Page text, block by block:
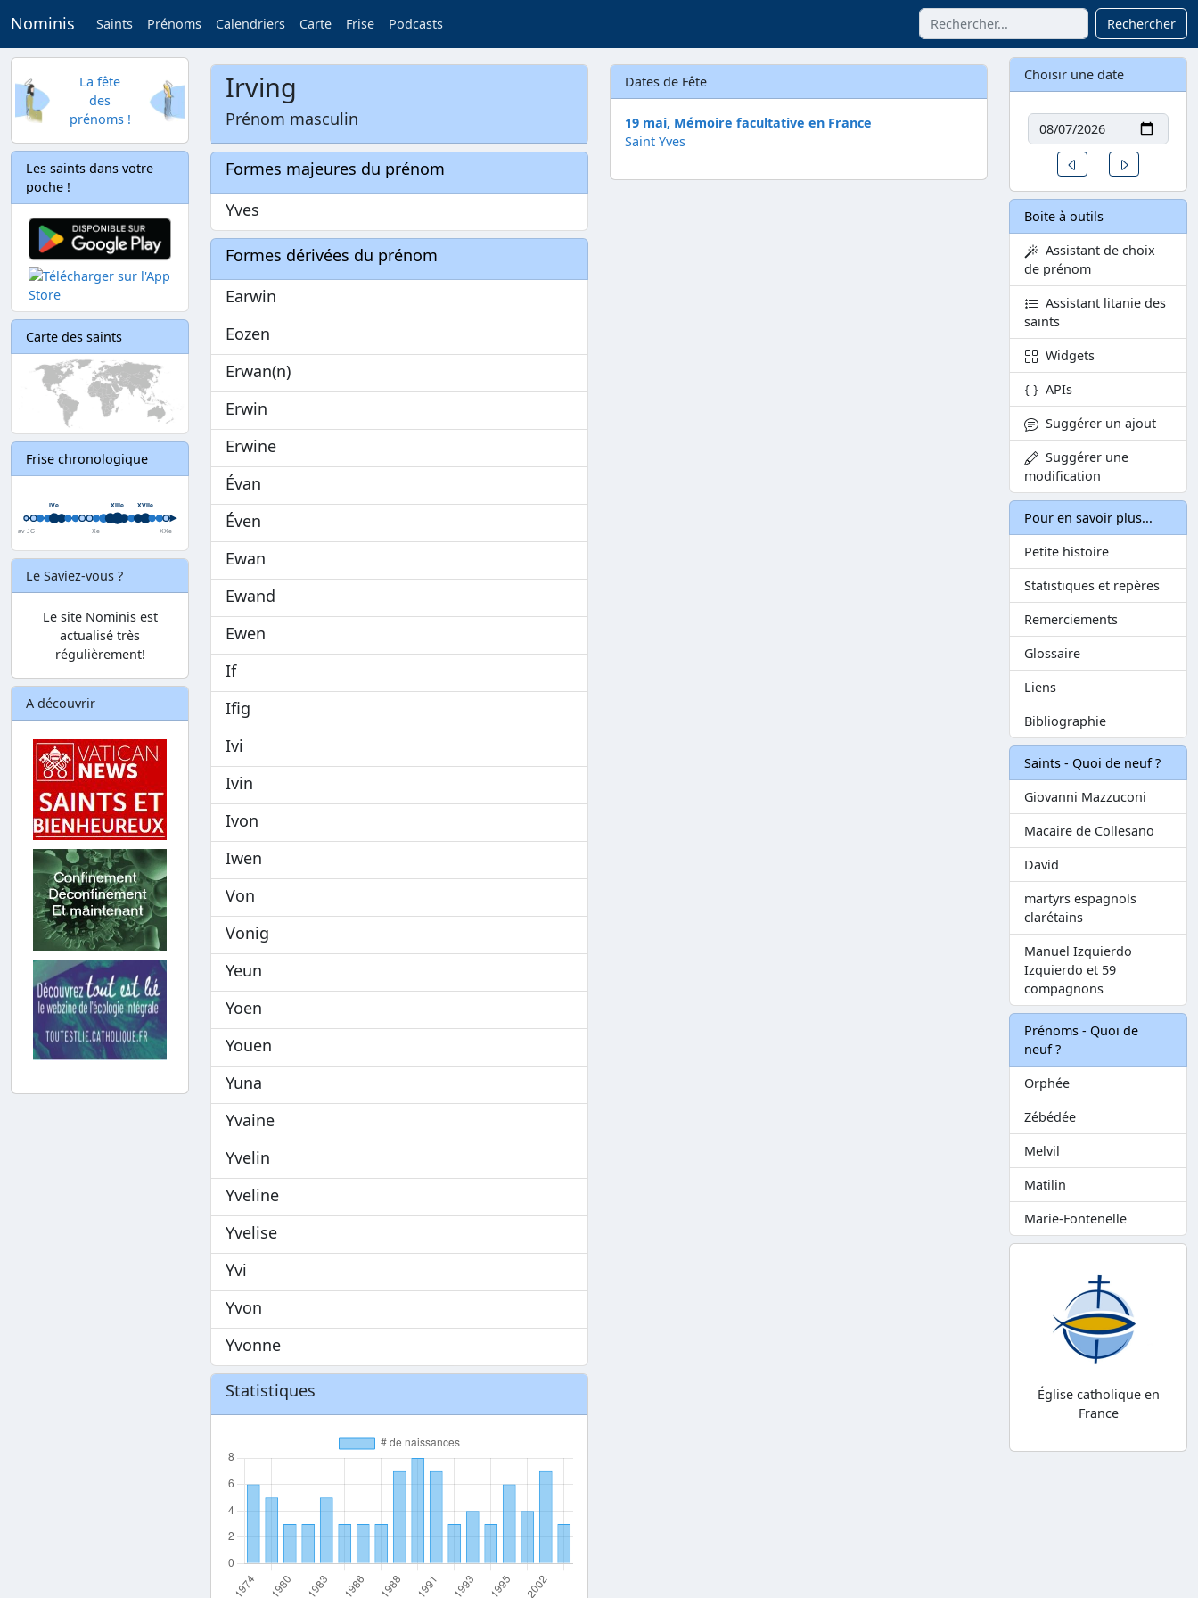
Nominis Saints Prénoms Calendriers Carte Frise Podcasts Rechercher
La fête
des
prénoms !
Les saints dans votre
poche !
Carte des saints
Frise chronologique
Le Saviez-vous ?
Le site Nominis est
actualisé très
régulièrement!
A découvrir
Irving
Prénom masculin
Formes majeures du prénom
Yves
Formes dérivées du prénom
Earwin
Eozen
Erwan(n)
Erwin
Erwine
Évan
Éven
Ewan
Ewand
Ewen
If
Ifig
Ivi
Ivin
Ivon
Iwen
Von
Vonig
Yeun
Yoen
Youen
Yuna
Yvaine
Yvelin
Yveline
Yvelise
Yvi
Yvon
Yvonne
Statistiques
Dates de Fête
19 mai, Mémoire facultative en France
Saint Yves
Choisir une date
Date
Un jour avant
Boite à outils
Assistant de choix
de prénom
Assistant litanie des
saints
Widgets
APIs
Suggérer un ajout
Suggérer une
modification
Pour en savoir plus...
Petite histoire
Statistiques et repères
Remerciements
Glossaire
Liens
Bibliographie
Saints - Quoi de neuf ?
Giovanni Mazzuconi
Macaire de Collesano
David
martyrs espagnols
clarétains
Manuel Izquierdo
Izquierdo et 59
compagnons
Prénoms - Quoi de
neuf ?
Orphée
Zébédée
Melvil
Matilin
Marie-Fontenelle
Église catholique en
France